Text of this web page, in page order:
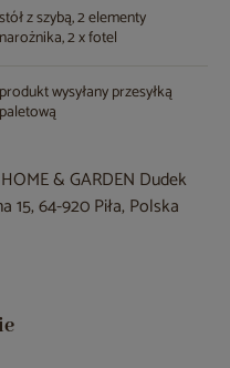
stół z szybą, 2 elementy
narożnika, 2 x fotel
produkt wysyłany przesyłką
paletową
& GARDEN Dudek
15, 64-920 Piła, Polska